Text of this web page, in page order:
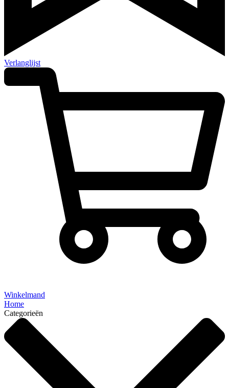
Verlanglijst
Winkelmand
Home
Categorieën